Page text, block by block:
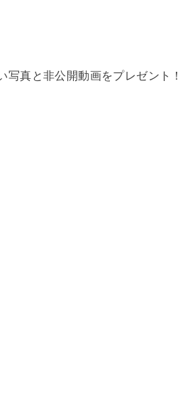
真と非公開動画をプレゼント！